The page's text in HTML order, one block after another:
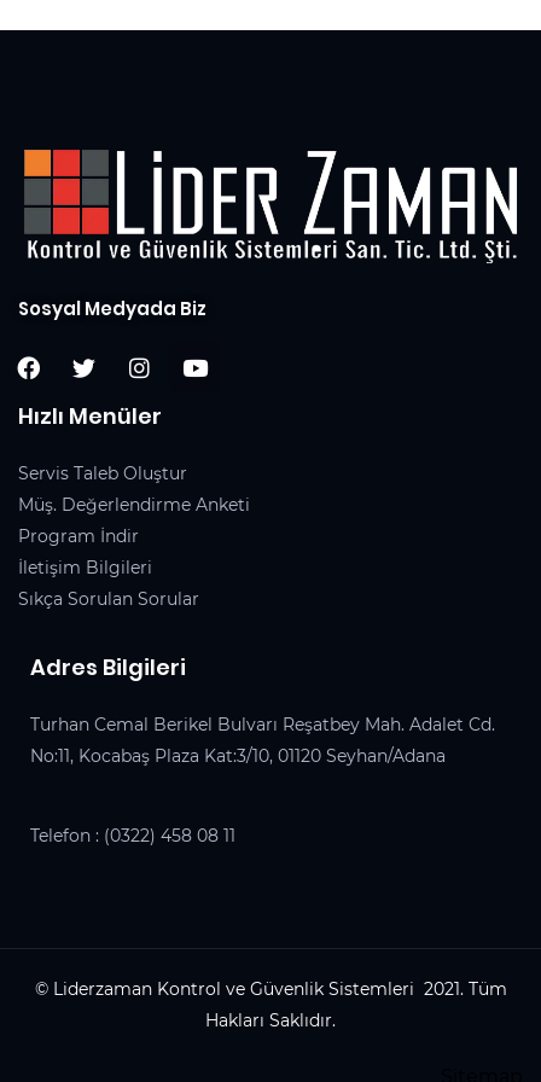
Sosyal Medyada Biz
Hızlı Menüler
Servis Taleb Oluştur
Müş. Değerlendirme Anketi
Program İndir
İletişim Bilgileri
Sıkça Sorulan Sorular
Adres Bilgileri
Turhan Cemal Berikel Bulvarı Reşatbey Mah. Adalet Cd.
No:11, Kocabaş Plaza Kat:3/10, 01120 Seyhan/Adana
Telefon : (0322) 458 08 11
© Liderzaman Kontrol ve Güvenlik Sistemleri 2021. Tüm
Hakları Saklıdır.